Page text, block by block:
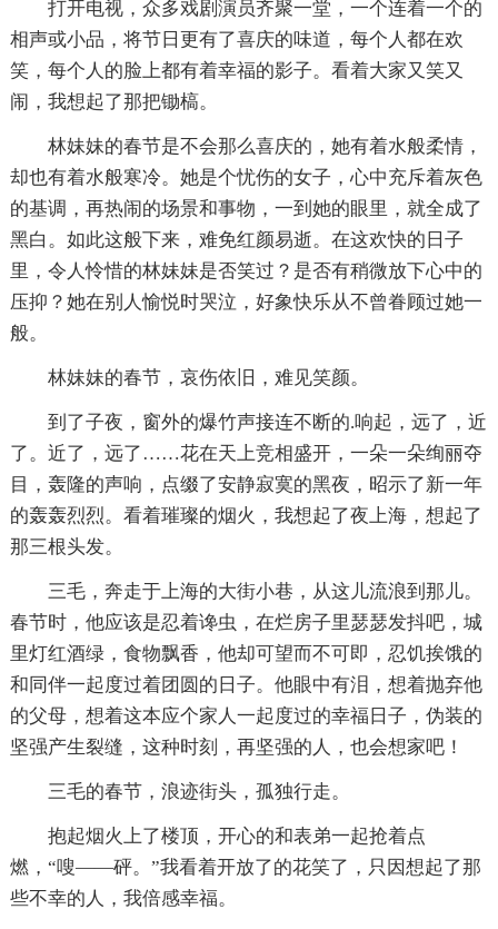
打开电视，众多戏剧演员齐聚一堂，一个连着一个的
相声或小品，将节日更有了喜庆的味道，每个人都在欢
笑，每个人的脸上都有着幸福的影子。看着大家又笑又
闹，我想起了那把锄槁。
林妹妹的春节是不会那么喜庆的，她有着水般柔情，
却也有着水般寒冷。她是个忧伤的女子，心中充斥着灰色
的基调，再热闹的场景和事物，一到她的眼里，就全成了
黑白。如此这般下来，难免红颜易逝。在这欢快的日子
里，令人怜惜的林妹妹是否笑过？是否有稍微放下心中的
压抑？她在别人愉悦时哭泣，好象快乐从不曾眷顾过她一
般。
林妹妹的春节，哀伤依旧，难见笑颜。
到了子夜，窗外的爆竹声接连不断的.响起，远了，近
了。近了，远了……花在天上竞相盛开，一朵一朵绚丽夺
目，轰隆的声响，点缀了安静寂寞的黑夜，昭示了新一年
的轰轰烈烈。看着璀璨的烟火，我想起了夜上海，想起了
那三根头发。
三毛，奔走于上海的大街小巷，从这儿流浪到那儿。
春节时，他应该是忍着谗虫，在烂房子里瑟瑟发抖吧，城
里灯红酒绿，食物飘香，他却可望而不可即，忍饥挨饿的
和同伴一起度过着团圆的日子。他眼中有泪，想着抛弃他
的父母，想着这本应个家人一起度过的幸福日子，伪装的
坚强产生裂缝，这种时刻，再坚强的人，也会想家吧！
三毛的春节，浪迹街头，孤独行走。
抱起烟火上了楼顶，开心的和表弟一起抢着点
燃，“嗖——砰。”我看着开放了的花笑了，只因想起了那
些不幸的人，我倍感幸福。